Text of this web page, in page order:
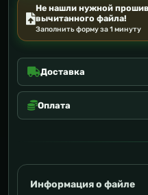
Не нашли нужной
вычитанного файла!
Заполнить форму за 1 минуту
Доставка
Оплата
Информация о файле